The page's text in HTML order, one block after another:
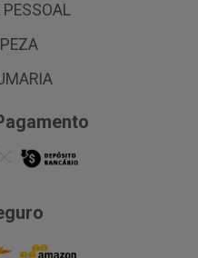
PESSOAL